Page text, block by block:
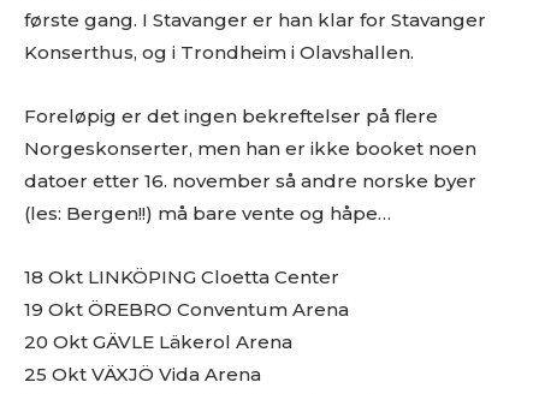
første gang. I Stavanger er han klar for Stavanger
Konserthus, og i Trondheim i Olavshallen.
Foreløpig er det ingen bekreftelser på flere
Norgeskonserter, men han er ikke booket noen
datoer etter 16. november så andre norske byer
(les: Bergen!!) må bare vente og håpe…
18 Okt LINKÖPING Cloetta Center
19 Okt ÖREBRO Conventum Arena
20 Okt GÄVLE Läkerol Arena
25 Okt VÄXJÖ Vida Arena